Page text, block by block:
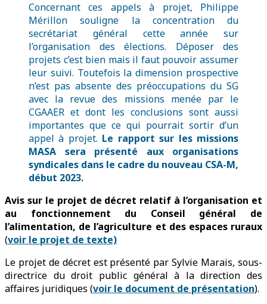
Concernant ces appels à projet, Philippe
Mérillon souligne la concentration du
secrétariat général cette année sur
l’organisation des élections. Déposer des
projets c’est bien mais il faut pouvoir assumer
leur suivi. Toutefois la dimension prospective
n’est pas absente des préoccupations du SG
avec la revue des missions menée par le
CGAAER et dont les conclusions sont aussi
importantes que ce qui pourrait sortir d’un
appel à projet. Le rapport sur les missions
MASA sera présenté aux organisations
syndicales dans le cadre du nouveau CSA-M,
début 2023.
Avis sur le projet de décret relatif à l’organisation et
au fonctionnement du Conseil général de
l’alimentation, de l’agriculture et des espaces ruraux
(voir le projet de texte)
Le projet de décret est présenté par Sylvie Marais, sous-
directrice du droit public général à la direction des
affaires juridiques (voir le document de présentation).